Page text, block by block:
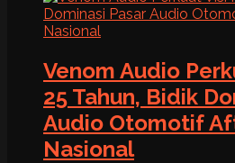
Venom Audio
25 Tahun, Bidik
Audio Otomotif
Nasional